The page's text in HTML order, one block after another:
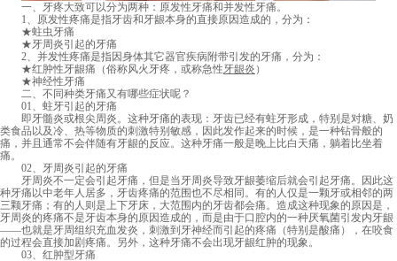
一、牙疼大致可以分为两种：原发性牙痛和并发性牙痛。
1、原发性疼痛是指牙齿和牙龈本身的直接原因造成的，分为：
★蛀虫牙痛
★牙周炎引起的牙痛
2、并发性疼痛是指因身体其它器官疾病附带引发的牙痛，分为：
★红肿性牙龈痛（俗称风火牙疼，或称急性牙龈炎 ）
★神经性牙痛
二、不同种类牙痛又有哪些症状呢？
01、蛀牙引起的牙痛
即牙髓炎或根尖周炎。这种牙痛的表现：牙齿已经有蛀牙形成，特别是对糖、奶
类食品以及冷、热等物质的刺激特别敏感，因此发作起来的时候，是一种钻骨般的
痛，并且通常不会伴随有牙龈的反应。这种牙痛一般是晚上比白天痛，躺着比坐着
痛。
02、牙周炎引起的牙痛
牙周炎不一定会引起牙痛，但是当牙周炎导致牙龈萎缩后就会引起牙痛。因此这
种牙痛以中老年人居多，牙齿疼痛的范围也不尽相同。有的人仅是一颗牙或相邻的两
三颗牙痛；有的人则是上下牙床，大范围内的牙齿都会痛。造成这种现象的原因是，
牙周炎的疼痛不是牙齿本身的原因造成的，而是由于口腔内的一种厌氧菌引发内牙龈
——也就是牙周组织充血发炎，刺激到牙神经而引起的疼痛（特别是酸痛），在咬食
的过程会直接加剧疼痛。另外，这种牙痛不会出现牙龈红肿的现象。
03、红肿型牙痛